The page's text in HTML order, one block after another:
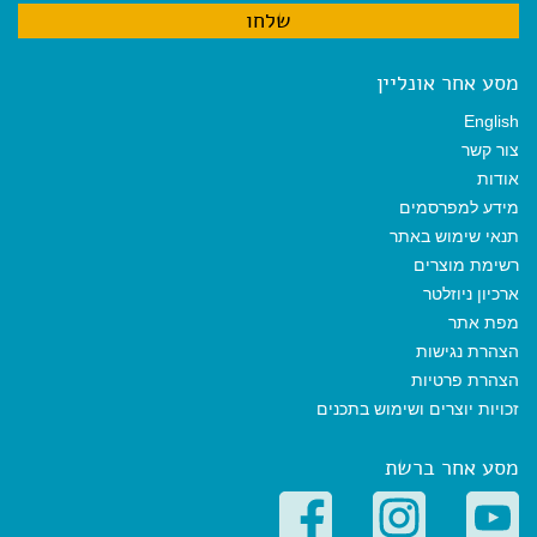
מסע אחר אונליין
English
צור קשר
אודות
מידע למפרסמים
תנאי שימוש באתר
רשימת מוצרים
ארכיון ניוזלטר
מפת אתר
הצהרת נגישות
הצהרת פרטיות
זכויות יוצרים ושימוש בתכנים
מסע אחר ברשת